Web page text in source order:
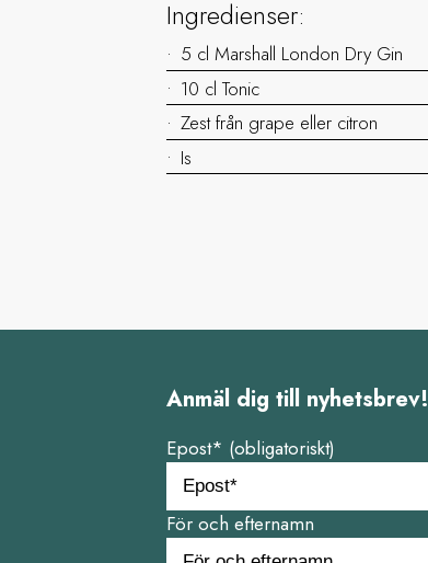
Ingredienser:
5 cl Marshall London Dry Gin
10 cl Tonic
Zest från grape eller citron
Is
Anmäl dig till nyhetsbrev!
Epost* (obligatoriskt)
För och efternamn